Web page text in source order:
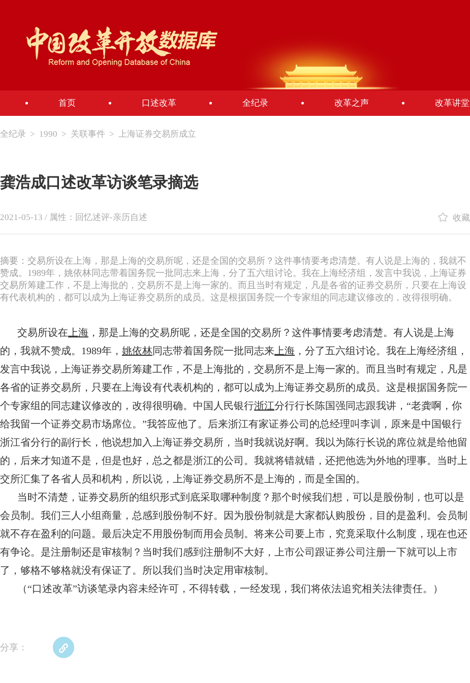
首页 口述改革 全纪录 改革之声 改革讲堂
全纪录 > 1990 > 关联事件 > 上海证券交易所成立
龚浩成口述改革访谈笔录摘选
2021-05-13 / 属性：回忆述评-亲历自述 收藏
摘要：交易所设在上海，那是上海的交易所呢，还是全国的交易所？这件事情要考虑清楚。有人说是上海的，我就不
赞成。1989年，姚依林同志带着国务院一批同志来上海，分了五六组讨论。我在上海经济组，发言中我说，上海证券
交易所筹建工作，不是上海批的，交易所不是上海一家的。而且当时有规定，凡是各省的证券交易所，只要在上海设
有代表机构的，都可以成为上海证券交易所的成员。这是根据国务院一个专家组的同志建议修改的，改得很明确。
交易所设在 上海 ，那是上海的交易所呢，还是全国的交易所？这件事情要考虑清楚。有人说是上海
的，我就不赞成。1989年， 姚依林同志带着国务院一批同志来 上海 ，分了五六组讨论。我在上海经济组，
发言中我说，上海证券交易所筹建工作，不是上海批的，交易所不是上海一家的。而且当时有规定，凡是
各省的证券交易所，只要在上海设有代表机构的，都可以成为上海证券交易所的成员。这是根据国务院一
个专家组的同志建议修改的，改得很明确。中国人民银行浙江分行行长陈国强同志跟我讲，“老龚啊，你
给我留一个证券交易市场席位。”我答应他了。后来浙江有家证券公司的总经理叫李训，原来是中国银行
浙江省分行的副行长，他说想加入上海证券交易所，当时我就说好啊。我以为陈行长说的席位就是给他留
的，后来才知道不是，但是也好，总之都是浙江的公司。我就将错就错，还把他选为外地的理事。当时上
交所汇集了各省人员和机构，所以说，上海证券交易所不是上海的，而是全国的。
当时不清楚，证券交易所的组织形式到底采取哪种制度？那个时候我们想，可以是股份制，也可以是
会员制。我们三人小组商量，总感到股份制不好。因为股份制就是大家都认购股份，目的是盈利。会员制
就不存在盈利的问题。最后决定不用股份制而用会员制。将来公司要上市，究竟采取什么制度，现在也还
有争论。是注册制还是审核制？当时我们感到注册制不大好，上市公司跟证券公司注册一下就可以上市
了，够格不够格就没有保证了。所以我们当时决定用审核制。
（“口述改革”访谈笔录内容未经许可，不得转载，一经发现，我们将依法追究相关法律责任。）
分享：